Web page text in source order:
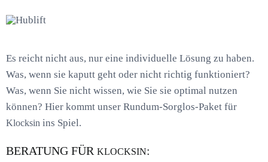
Es reicht nicht aus, nur eine individuelle Lösung zu haben.
Was, wenn sie kaputt geht oder nicht richtig funktioniert?
Was, wenn Sie nicht wissen, wie Sie sie optimal nutzen
können? Hier kommt unser Rundum-Sorglos-Paket für
Klocksin ins Spiel.
BERATUNG FÜR KLOCKSIN: